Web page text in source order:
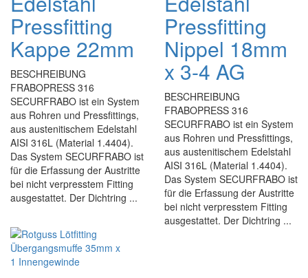
Pressfitting
Kappe 22mm
BESCHREIBUNG
FRABOPRESS 316
SECURFRABO ist ein System
aus Rohren und Pressfittings,
aus austenitischem Edelstahl
AISI 316L (Material 1.4404).
Das System SECURFRABO ist
für die Erfassung der Austritte
bei nicht verpresstem Fitting
ausgestattet. Der Dichtring ...
Pressfitting
Nippel 18mm
x 3-4 AG
BESCHREIBUNG
FRABOPRESS 316
SECURFRABO ist ein System
aus Rohren und Pressfittings,
aus austenitischem Edelstahl
AISI 316L (Material 1.4404).
Das System SECURFRABO ist
für die Erfassung der Austritte
bei nicht verpresstem Fitting
ausgestattet. Der Dichtring ...